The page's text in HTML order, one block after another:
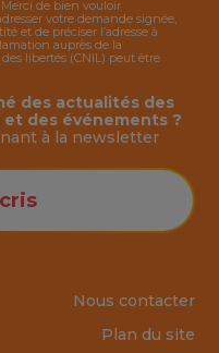
Merci de bien vouloir
votre demande signée,
et de préciser l’adresse à
auprès de la
libertés (CNIL) peut être
des actualités des
des événements ?
à la newsletter
Nous contacter
Plan du site